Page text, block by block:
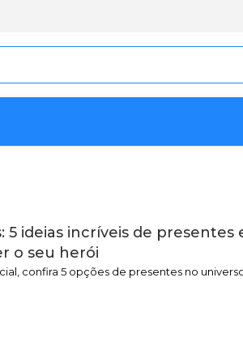
5 ideias incríveis de
o seu herói
confira 5 opções de presentes no